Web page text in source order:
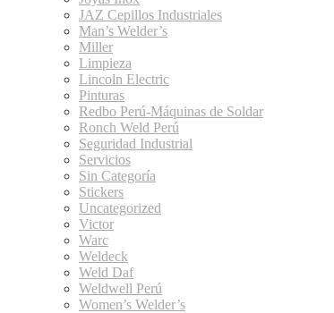
JAZ Cepillos Industriales
Man’s Welder’s
Miller
Limpieza
Lincoln Electric
Pinturas
Redbo Perú-Máquinas de Soldar
Ronch Weld Perú
Seguridad Industrial
Servicios
Sin Categoría
Stickers
Uncategorized
Victor
Warc
Weldeck
Weld Daf
Weldwell Perú
Women’s Welder’s